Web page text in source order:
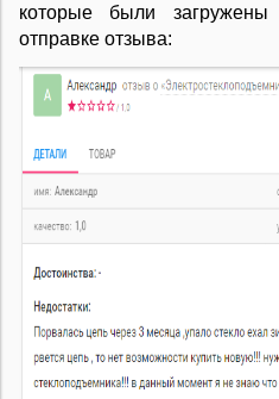
которые были загружены
отправке отзыва: